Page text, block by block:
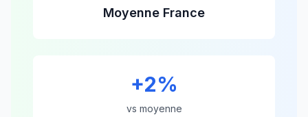
Moyenne France
+2%
vs moyenne